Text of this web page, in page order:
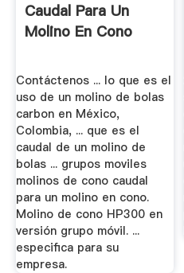
Caudal Para Un
Molino En Cono
Contáctenos ... lo que es el
uso de un molino de bolas
carbon en México,
Colombia, ... que es el
caudal de un molino de
bolas ... grupos moviles
molinos de cono caudal
para un molino en cono.
Molino de cono HP300 en
versión grupo móvil. ...
especifica para su
empresa.